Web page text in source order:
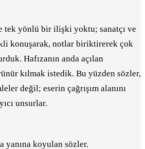
tek yönlü bir ilişki yoktu; sanatçı ve
konuşarak, notlar biriktirerek çok
Hafızanın anda açılan
kılmak istedik. Bu yüzden sözler,
değil; eserin çağrışım alanını
unsurlar.
yanına koyulan sözler.